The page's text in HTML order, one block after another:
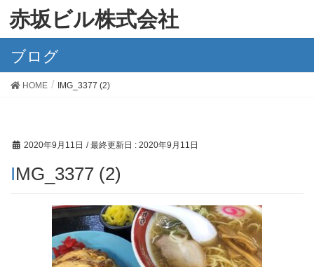
赤坂ビル株式会社
ブログ
HOME IMG_3377 (2)
2020年9月11日 / 最終更新日 : 2020年9月11日
IMG_3377 (2)